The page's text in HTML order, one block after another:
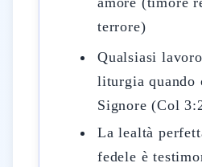
terrore)
Qualsiasi
liturgia quando
Signore (Col
La lealtà
fedele è